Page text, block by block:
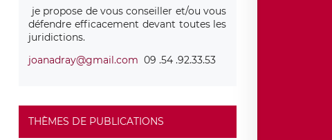
je propose de vous conseiller et/ou vous
défendre efficacement devant toutes les
juridictions.
joanadray@gmail.com 09 .54 .92.33.53
THÈMES DE PUBLICATIONS